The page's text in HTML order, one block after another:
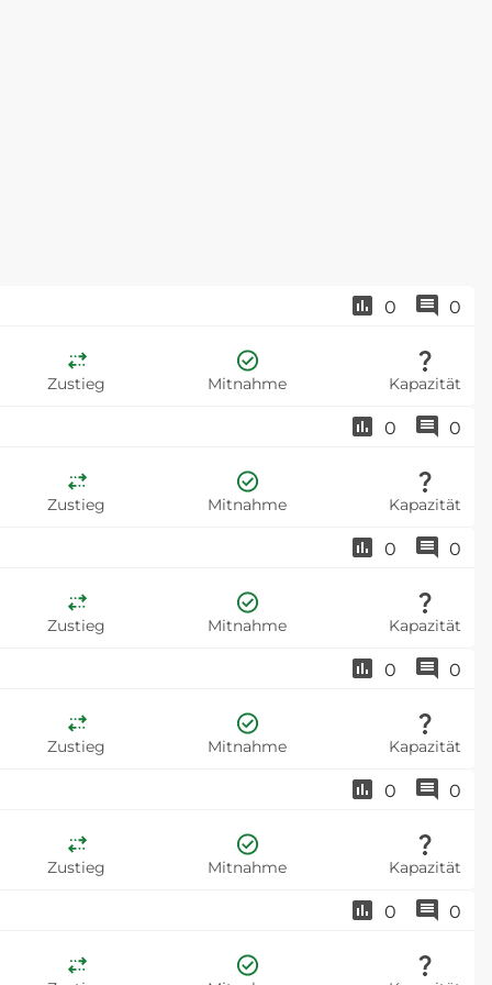
0 0
Zustieg
Mitnahme Kapazität
0 0
Zustieg
Mitnahme Kapazität
0 0
Zustieg
Mitnahme Kapazität
0 0
Zustieg
Mitnahme Kapazität
0 0
Zustieg
Mitnahme Kapazität
0 0